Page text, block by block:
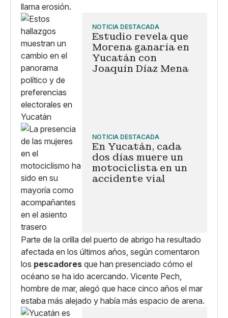
llama erosión.
NOTICIA DESTACADA
Estudio revela que
Morena ganaría en
Yucatán con
Joaquín Díaz Mena
NOTICIA DESTACADA
En Yucatán, cada
dos días muere un
motociclista en un
accidente vial
Parte de la orilla del puerto de abrigo ha resultado
afectada en los últimos años, según comentaron
los pescadores que han presenciado cómo el
océano se ha ido acercando. Vicente Pech,
hombre de mar, alegó que hace cinco años el mar
estaba más alejado y había más espacio de arena.